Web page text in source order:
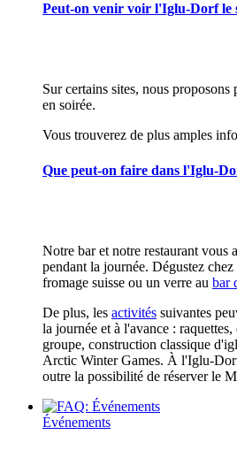
Peut-on venir voir l'Iglu-Dorf le
Sur certains sites, nous proposons
en soirée.
Vous trouverez de plus amples
Que peut-on faire dans l'Iglu-
Notre bar et notre restaurant vous
pendant la journée. Dégustez
fromage suisse ou un verre au bar
De plus, les activités suivantes
la journée et à l'avance :
groupe, construction classique
Arctic Winter Games. À l'Iglu-
outre la possibilité de réserver le
Événements